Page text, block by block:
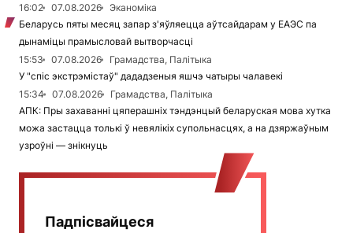
16:02
07.08.2026
Эканоміка
Беларусь пяты месяц запар з'яўляецца аўтсайдарам у ЕАЭС па
дынаміцы прамысловай вытворчасці
15:53
07.08.2026
Грамадства, Палітыка
У "спіс экстрэмістаў" дададзеныя яшчэ чатыры чалавекі
15:34
07.08.2026
Грамадства, Палітыка
АПК: Пры захаванні цяперашніх тэндэнцый беларуская мова хутка
можа застацца толькі ў невялікіх супольнасцях, а на дзяржаўным
узроўні — знікнуць
Падпісвайцеся